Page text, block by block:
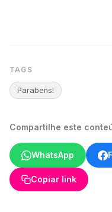
TAGS
Parabens!
Compartilhe este
WhatsApp
Copiar link